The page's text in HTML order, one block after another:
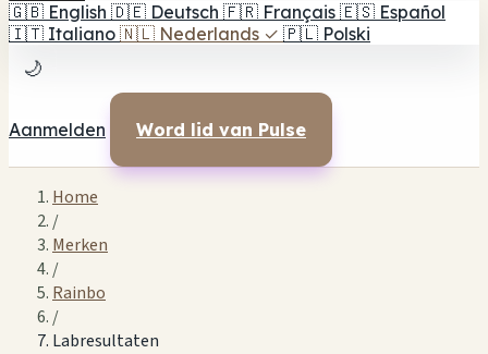
🇬🇧 English 🇩🇪 Deutsch 🇫🇷 Français 🇪🇸 Español
🇮🇹 Italiano 🇳🇱 Nederlands ✓ 🇵🇱 Polski
🌙
Aanmelden Word lid van Pulse
Home
/
Merken
/
Rainbo
/
Labresultaten